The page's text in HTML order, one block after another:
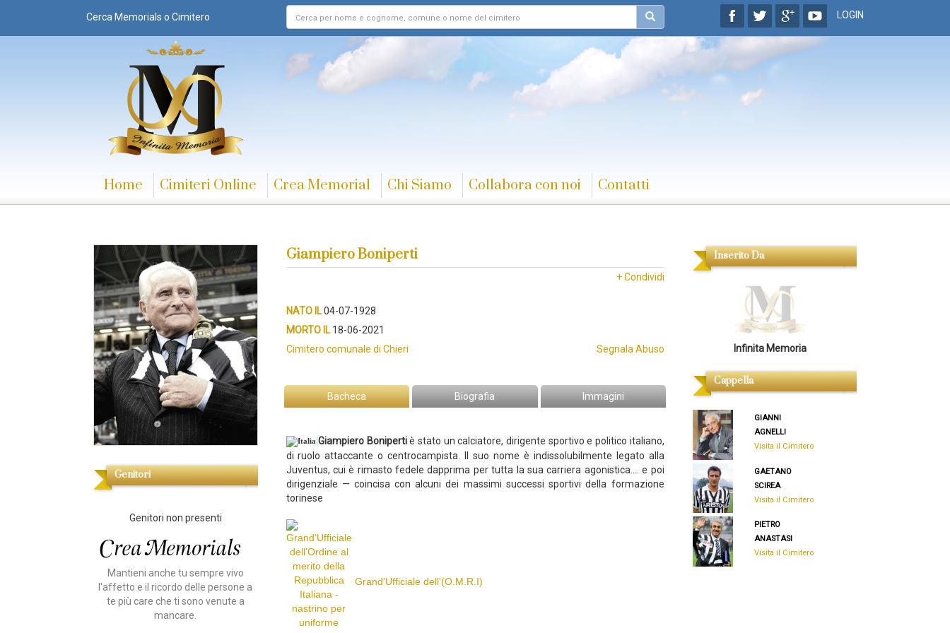
Cerca Memorials o Cimitero LOGIN
Home Cimiteri Online Crea Memorial Chi Siamo Collabora con noi Contatti
Genitori
Genitori non presenti
Mantieni anche tu sempre vivo
l'affetto e il ricordo delle persone a
te più care che ti sono venute a
mancare.
Giampiero Boniperti
+ Condividi
NATO IL04-07-1928
MORTO IL18-06-2021
Cimitero comunale di Chieri
Segnala Abuso
Bacheca Biografia Immagini
Giampiero Bonipertiè stato un calciatore, dirigente sportivo e politico italiano,
di ruolo attaccante o centrocampista.
Il suo nome è indissolubilmente legato alla
Juventus, cui è rimasto fedele dapprima per tutta la sua carriera agonistica.... e poi
dirigenziale — coincisa con alcuni dei massimi successi sportivi della formazione
torinese
Grand'Ufficiale dell'(O.M.R.I)
Inserito Da
Infinita Memoria
Cappella
GIANNI
AGNELLI
Visita il Cimitero
GAETANO
SCIREA
Visita il Cimitero
PIETRO
ANASTASI
Visita il Cimitero